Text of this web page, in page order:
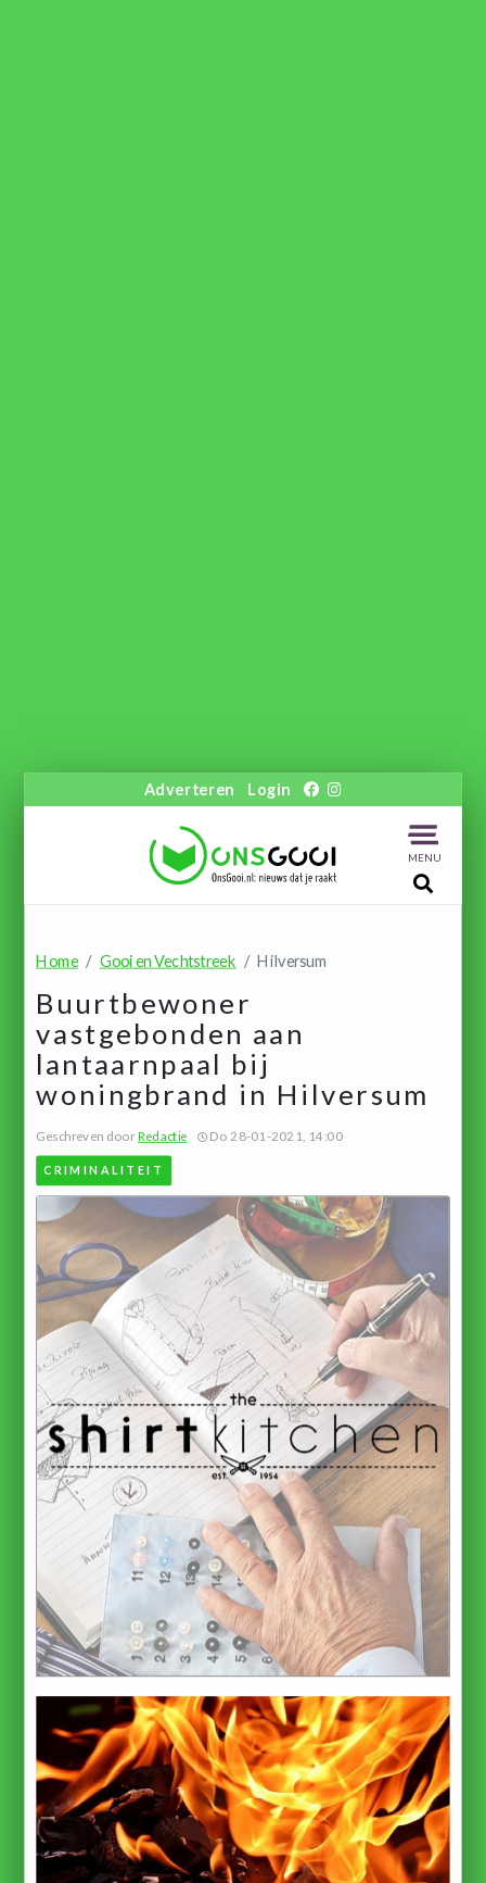
Adverteren Login
MENU
Home Gooi en Vechtstreek Hilversum
Buurtbewoner
vastgebonden aan
lantaarnpaal bij
woningbrand in Hilversum
Geschreven doorRedactie Do 28-01-2021, 14:00
CRIMINALITEIT